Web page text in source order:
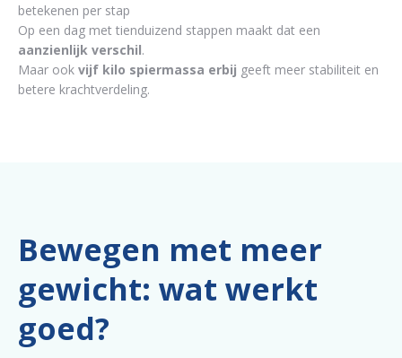
betekenen per stap
Op een dag met tienduizend stappen maakt dat een
aanzienlijk verschil.
Maar ook vijf kilo spiermassa erbij geeft meer stabiliteit en
betere krachtverdeling.
Bewegen met meer
gewicht: wat werkt
goed?